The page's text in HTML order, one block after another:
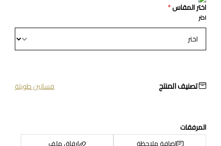
اختر المقاس*
اختر
تصنيف المنتج فساتين طويلة
المرفقات
إضافة ملاحظة
إرفاق ملف